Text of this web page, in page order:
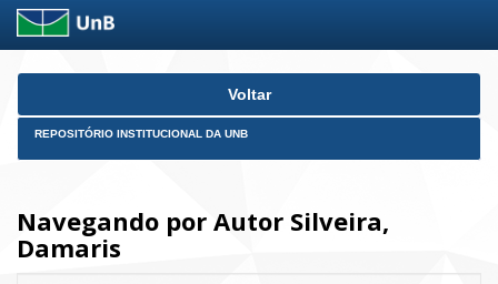
Skip
Voltar
REPOSITÓRIO INSTITUCIONAL DA UNB
Navegando por Autor Silveira,
Damaris